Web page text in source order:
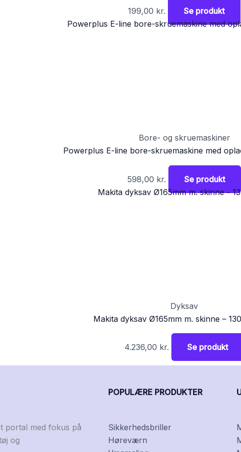
199,00 kr. Se produkt
Bore- og skruemaskiner
Powerplus E-line bore-skruemaskine med
598,00 kr. Se produkt
Dyksav
Makita dyksav Ø165mm m. skinne –
4.236,00 kr. Se produkt
portal med fokus på
og
POPULÆRE PRODUKTER
Sikkerhedsbriller
Høreværn